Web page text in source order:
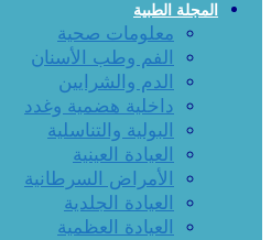
المجلة الطبية
معلومات صحية
الفم وطب الأسنان
الدم والشرايين
داخلية هضمية وغدد
البولية والتناسلية
العيادة العينية
الأمراض السرطانية
العيادة الجلدية
العيادة العظمية